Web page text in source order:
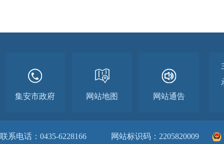
集安市政府 网站地图 网站通告
联系电话：0435-6228166 网站标识码：2205820009